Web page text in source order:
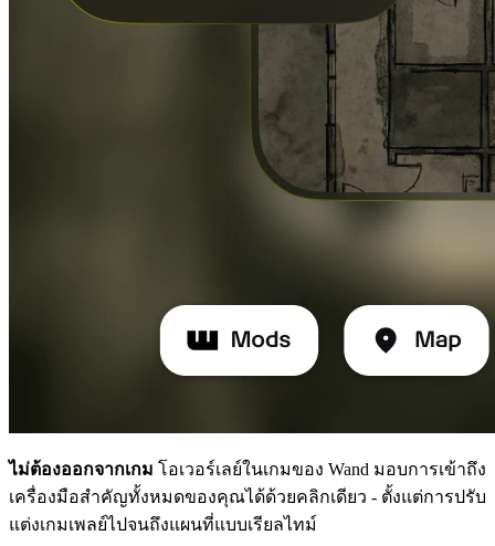
ไม่ต้องออกจากเกม โอเวอร์เลย์ในเกมของ Wand มอบการเข้าถึง
เครื่องมือสำคัญทั้งหมดของคุณได้ด้วยคลิกเดียว - ตั้งแต่การปรับ
แต่งเกมเพลย์ไปจนถึงแผนที่แบบเรียลไทม์